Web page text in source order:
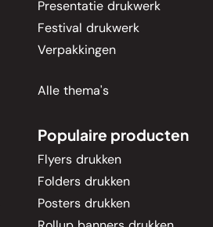
Presentatie drukwerk
Festival drukwerk
Verpakkingen
Alle thema's
Populaire producten
Flyers drukken
Folders drukken
Posters drukken